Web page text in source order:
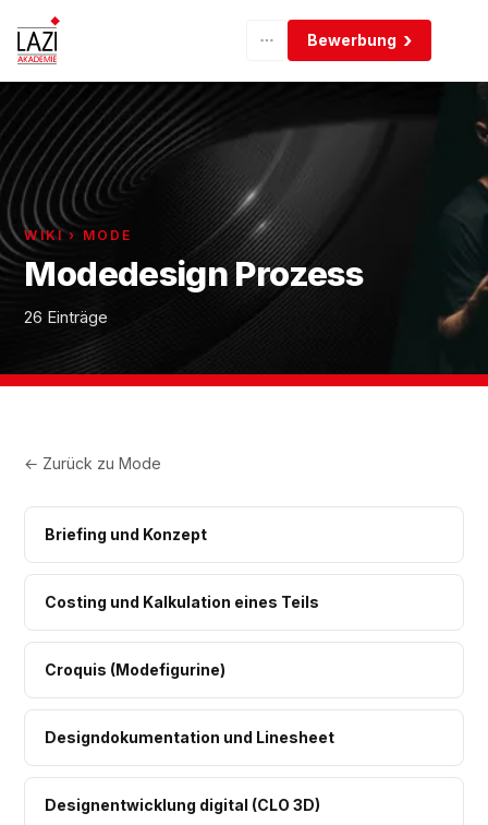
Bewerbung
WIKI › MODE
Modedesign Prozess
26 Einträge
← Zurück zuMode
Briefing und Konzept
Costing und Kalkulation eines Teils
Croquis (Modefigurine)
Designdokumentation und Linesheet
Designentwicklung digital (CLO 3D)